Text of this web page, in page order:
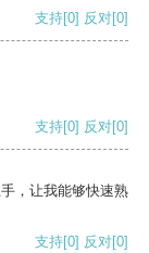
支持[0] 反对[0]
支持[0] 反对[0]
，让我能够快速熟
支持[0] 反对[0]